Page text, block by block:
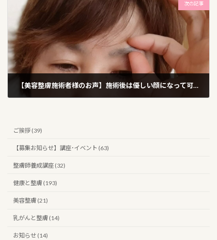
次の記事
【美容整膚施術者様のお声】施術後は優しい顔になって可愛らしい感じになりました。
ご挨拶 (39)
【募集お知らせ】講座･イベント (63)
整膚師養成講座 (32)
健康と整膚 (193)
美容整膚 (21)
乳がんと整膚 (14)
お知らせ (14)